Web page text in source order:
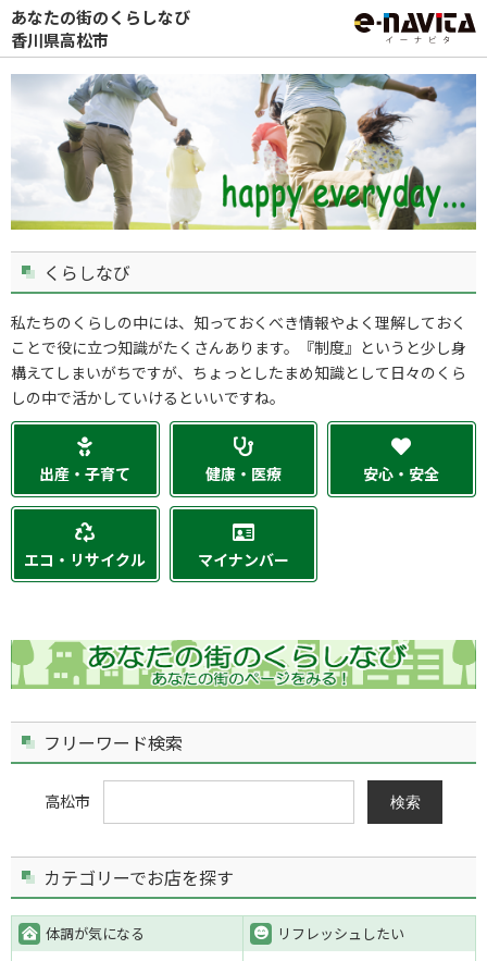
あなたの街のくらしなび
香川県高松市
くらしなび
私たちのくらしの中には、知っておくべき情報やよく理解しておく
ことで役に立つ知識がたくさんあります。『制度』というと少し身
構えてしまいがちですが、ちょっとしたまめ知識として日々のくら
しの中で活かしていけるといいですね。
出産・子育て 健康・医療 安心・安全
エコ・リサイクル マイナンバー
フリーワード検索
高松市 検索
カテゴリーでお店を探す
体調が気になる リフレッシュしたい